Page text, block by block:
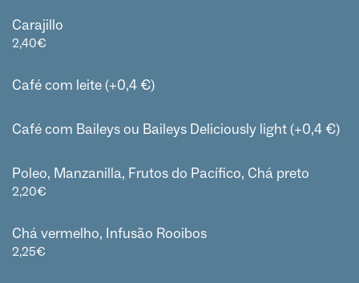
Carajillo
2,40€
Café com leite (+0,4 €)
Café com Baileys ou Baileys Deliciously light (+0,4 €)
Poleo, Manzanilla, Frutos do Pacífico, Chá preto
2,20€
Chá vermelho, Infusão Rooibos
2,25€